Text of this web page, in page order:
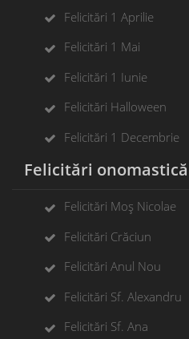
Felicitări 1 Aprilie
Felicitări 1 Mai
Felicitări 1 Iunie
Felicitări Halloween
Felicitări 1 Decembrie
Felicitări onomastică
Felicitări Moș Nicolae
Felicitări Crăciun
Felicitări Anul Nou
Felicitări Sf. Alexandru
Felicitări Sf. Ana